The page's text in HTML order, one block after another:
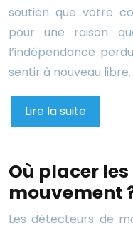
soutien que votre
pour une raison
l’indépendance
sentir à nouveau
Lire la suite
Où placer
mouvement
Les détecteurs de